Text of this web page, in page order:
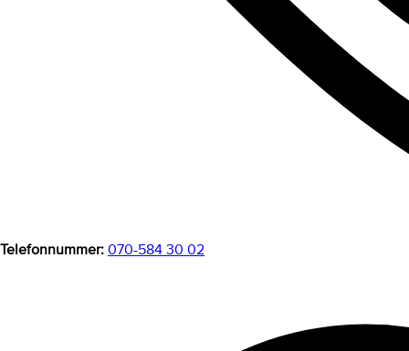
Telefonnummer: 070-584 30 02